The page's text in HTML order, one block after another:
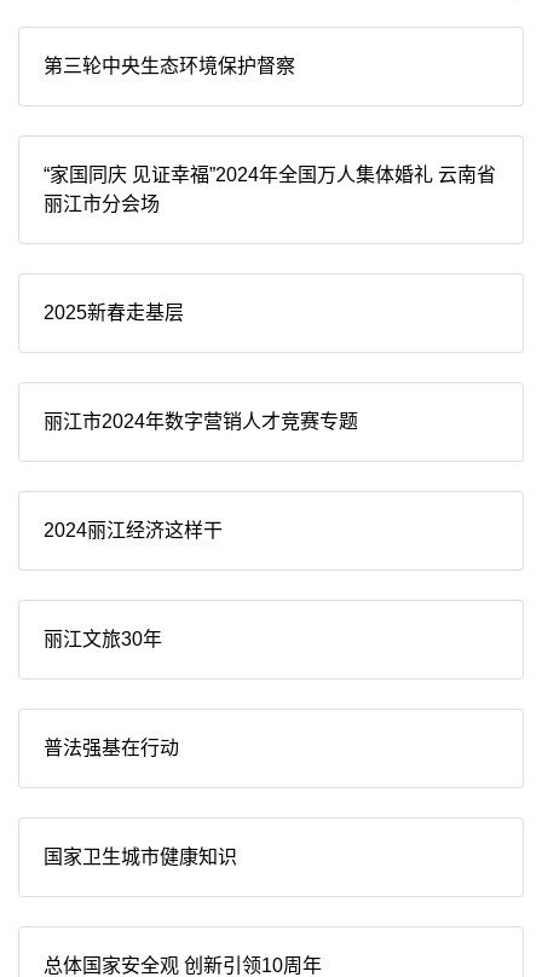
第三轮中央生态环境保护督察
“家国同庆 见证幸福”2024年全国万人集体婚礼 云南省
丽江市分会场
2025新春走基层
丽江市2024年数字营销人才竞赛专题
2024丽江经济这样干
丽江文旅30年
普法强基在行动
国家卫生城市健康知识
总体国家安全观 创新引领10周年